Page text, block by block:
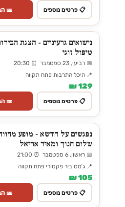
📋 פרטים נוספים 🎫
נישואים גרעיניים - הצגת
טיפול זוגי
📅 רביעי, 23 ספטמבר ⏰ 20:30
📍 היכל התרבות פתח תקווה
129 ₪
📋 פרטים נוספים 🎫
נפגשים על הדשא - מופע
שלום חנוך ומאיר אריאל
📅 ראשון, 6 ספטמבר ⏰ 21:00
📍 ג'מס ביר פקטורי פתח תקווה
105 ₪
📋 פרטים נוספים 🎫